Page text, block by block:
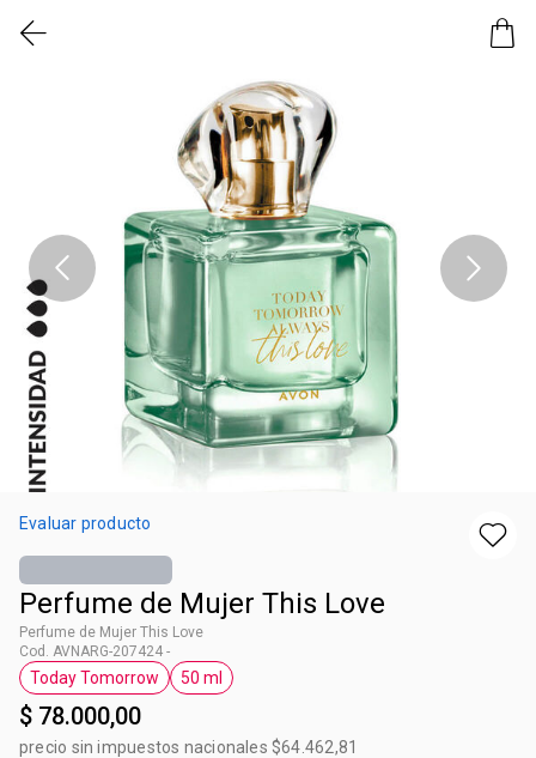
Evaluar producto
Perfume de Mujer This Love
Perfume de Mujer This Love
Cod. AVNARG-207424 -
Etiqueta Today Tomorrow
Today Tomorrow
Etiqueta 50 ml
50 ml
$ 78.000,00
precio sin impuestos nacionales $64.462,81